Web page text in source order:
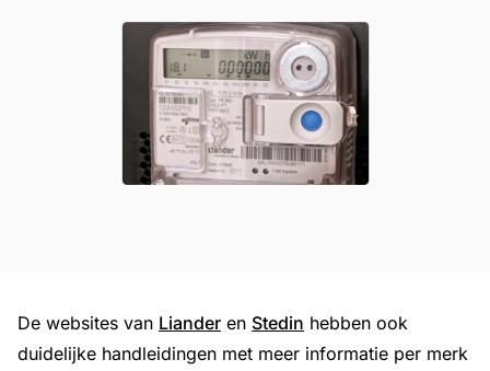
De websites van Liander en Stedin hebben ook
duidelijke handleidingen met meer informatie per merk